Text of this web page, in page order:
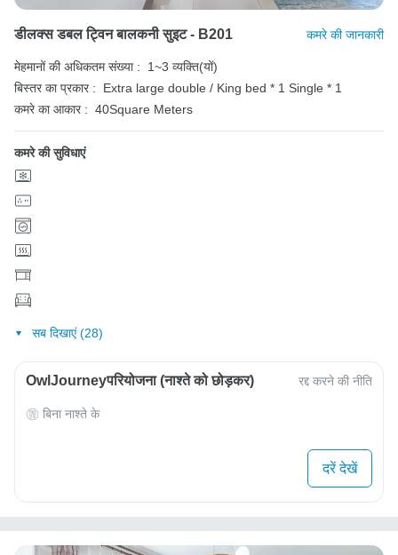
डीलक्स डबल ट्विन बालकनी सुइट - B201 कमरे की जानकारी
मेहमानों की अधिकतम संख्या :
1~3 व्यक्ति(यों)
बिस्तर का प्रकार :
Extra large double / King bed * 1 Single * 1
कमरे का आकार : 40Square Meters
कमरे की सुविधाएं
सब दिखाएं (28)
OwlJourneyपरियोजना (नाश्ते को छोड़कर) रद्द करने की नीति
बिना नाश्ते के
दरें देखें